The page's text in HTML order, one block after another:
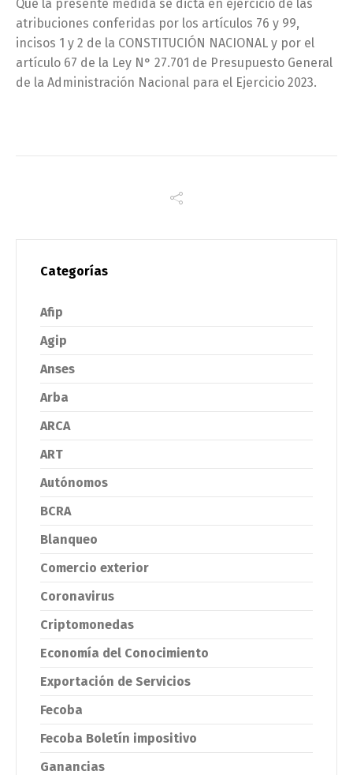
Que la presente medida se dicta en ejercicio de las
atribuciones conferidas por los artículos 76 y 99,
incisos 1 y 2 de la CONSTITUCIÓN NACIONAL y por el
artículo 67 de la Ley N° 27.701 de Presupuesto General
de la Administración Nacional para el Ejercicio 2023.
Categorías
Afip
Agip
Anses
Arba
ARCA
ART
Autónomos
BCRA
Blanqueo
Comercio exterior
Coronavirus
Criptomonedas
Economía del Conocimiento
Exportación de Servicios
Fecoba
Fecoba Boletín impositivo
Ganancias